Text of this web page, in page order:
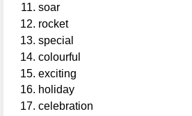
soar
rocket
special
colourful
exciting
holiday
celebration